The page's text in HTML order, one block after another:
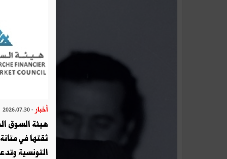
أخبار - 2026.07.30
هيئة السوق
ثقتها في
التونسية